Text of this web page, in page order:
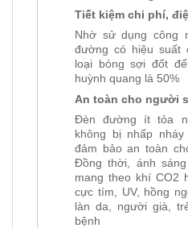
Tiết kiệm chi phí,
Nhờ sử dụng công
đường có hiệu suất
loại bóng sợi đốt
huỳnh quang là 50%
An toàn cho người
Đèn đường ít tỏa
không bị nhấp
đảm bảo an toàn
Đồng thời, ánh
mang theo khí CO2
cực tím, UV, hồng
làn da, người già,
bệnh